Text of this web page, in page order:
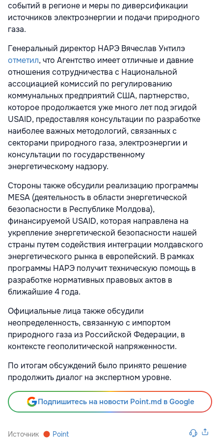
событий в регионе и меры по диверсификации
источников электроэнергии и подачи природного
газа.
Генеральный директор НАРЭ Вячеслав Унтилэ
отметил, что Агентство имеет отличные и давние
отношения сотрудничества с Национальной
ассоциацией комиссий по регулированию
коммунальных предприятий США, партнерство,
которое продолжается уже много лет под эгидой
USAID, предоставляя консультации по разработке
наиболее важных методологий, связанных с
секторами природного газа, электроэнергии и
консультации по государственному
энергетическому надзору.
Стороны также обсудили реализацию программы
MESA (деятельность в области энергетической
безопасности в Республике Молдова),
финансируемой USAID, которая направлена на
укрепление энергетической безопасности нашей
страны путем содействия интеграции молдавского
энергетического рынка в европейский. В рамках
программы НАРЭ получит техническую помощь в
разработке нормативных правовых актов в
ближайшие 4 года.
Официальные лица также обсудили
неопределенность, связанную с импортом
природного газа из Российской Федерации, в
контексте геополитической напряженности.
По итогам обсуждений было принято решение
продолжить диалог на экспертном уровне.
Подпишитесь на новости Point.md в Google
Источник Point